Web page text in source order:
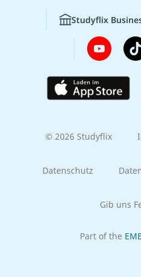
Studyflix
© 2026 Studyflix
Datenschutz
Gib uns
Part of the